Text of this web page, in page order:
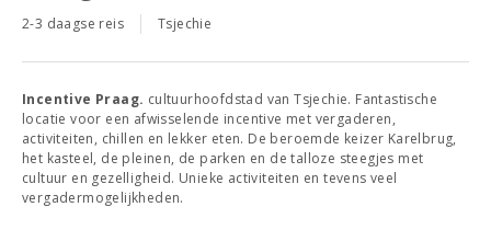
2-3 daagse reis Tsjechie
Incentive Praag. cultuurhoofdstad van Tsjechie. Fantastische
locatie voor een afwisselende incentive met vergaderen,
activiteiten, chillen en lekker eten. De beroemde keizer Karelbrug,
het kasteel, de pleinen, de parken en de talloze steegjes met
cultuur en gezelligheid. Unieke activiteiten en tevens veel
vergadermogelijkheden.